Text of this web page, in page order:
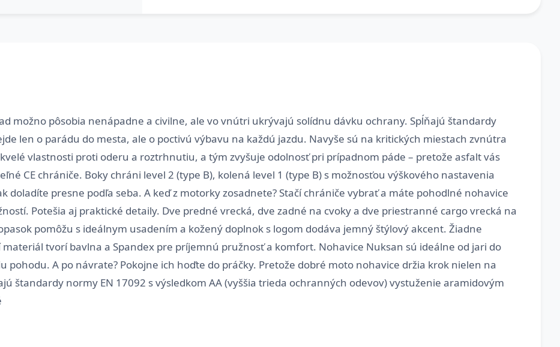
možno pôsobia nenápadne a civilne, ale vo vnútri ukrývajú solídnu dávku ochrany. Spĺňajú štandardy
len o parádu do mesta, ale o poctivú výbavu na každú jazdu. Navyše sú na kritických miestach zvnútra
vlastnosti proti oderu a roztrhnutiu, a tým zvyšuje odolnosť pri prípadnom páde – pretože asfalt vás
CE chrániče. Boky chráni level 2 (type B), kolená level 1 (type B) s možnosťou výškového nastavenia
doladíte presne podľa seba. A keď z motorky zosadnete? Stačí chrániče vybrať a máte pohodlné nohavice
Potešia aj praktické detaily. Dve predné vrecká, dve zadné na cvoky a dve priestranné cargo vrecká na
pomôžu s ideálnym usadením a kožený doplnok s logom dodáva jemný štýlový akcent. Žiadne
tvorí bavlna a Spandex pre príjemnú pružnosť a komfort. Nohavice Nuksan sú ideálne od jari do
pohodu. A po návrate? Pokojne ich hoďte do práčky. Pretože dobré moto nohavice držia krok nielen na
štandardy normy EN 17092 s výsledkom AA (vyššia trieda ochranných odevov) vystuženie aramidovým